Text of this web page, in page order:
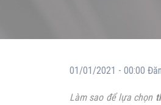
01/01/2021 - 00:00
Làm sao để lựa chọn